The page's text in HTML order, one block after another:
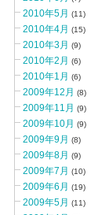
2010年5月 (11)
2010年4月 (15)
2010年3月 (9)
2010年2月 (6)
2010年1月 (6)
2009年12月 (8)
2009年11月 (9)
2009年10月 (9)
2009年9月 (8)
2009年8月 (9)
2009年7月 (10)
2009年6月 (19)
2009年5月 (11)